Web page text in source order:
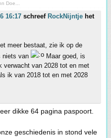
Doe...
16:17 schreef RockNijntje het
meer bestaat, zie ik op de
niets van
Maar goed, is
verwacht van 2028 tot en met
ik van 2018 tot en met 2028
dikke 64 pagina paspoort.
geschiedenis in stond vele